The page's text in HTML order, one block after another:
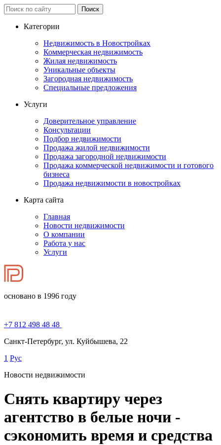
Категории
Недвижимость в Новостройках
Коммерческая недвижимость
Жилая недвижимость
Уникальные объекты
Загородная недвижимость
Специальные предложения
Услуги
Доверительное управление
Консультации
Подбор недвижимости
Продажа жилой недвижимости
Продажа загородной недвижимости
Продажа коммерческой недвижимости и готового
бизнеса
Продажа недвижимости в новостройках
Карта сайта
Главная
Новости недвижимости
О компании
Работа у нас
Услуги
основано в 1996 году
+7 812 498 48 48
Санкт-Петербург, ул. Куйбышева, 22
1 Рус
Новости недвижимости
Снять квартиру через
агентство в белые ночи -
сэкономить время и средства